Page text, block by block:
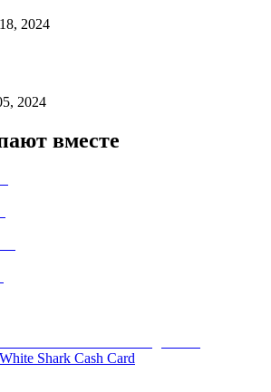
2024
2024
вместе
Shark Cash Card